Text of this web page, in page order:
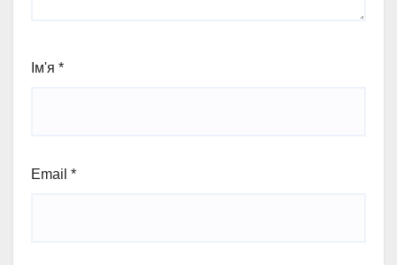
Ім'я *
Email *